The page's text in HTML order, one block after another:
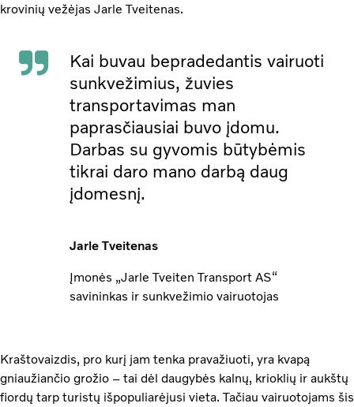
krovinių vežėjas Jarle Tveitenas.
Kai buvau bepradedantis vairuoti
sunkvežimius, žuvies
transportavimas man
paprasčiausiai buvo įdomu.
Darbas su gyvomis būtybėmis
tikrai daro mano darbą daug
įdomesnį.
Jarle Tveitenas
Įmonės „Jarle Tveiten Transport AS“
savininkas ir sunkvežimio vairuotojas
Kraštovaizdis, pro kurį jam tenka pravažiuoti, yra kvapą
gniaužiančio grožio – tai dėl daugybės kalnų, krioklių ir aukštų
fiordų tarp turistų išpopuliarėjusi vieta. Tačiau vairuotojams šis